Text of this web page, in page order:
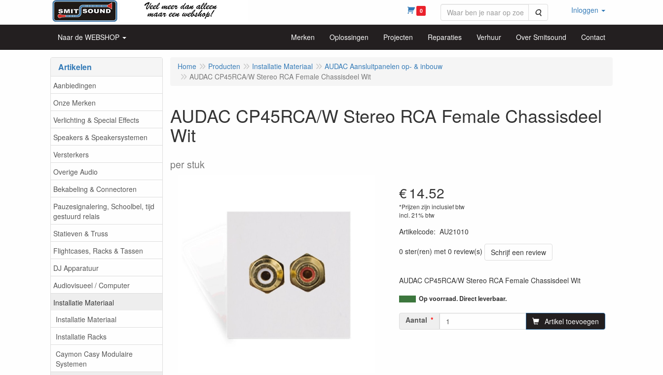
0 Zoeken Inloggen
Naar de WEBSHOP Merken Oplossingen Projecten Reparaties Verhuur Over Smitsound Contact
Artikelen
Aanbiedingen
Onze Merken
Verlichting & Special Effects
Speakers & Speakersystemen
Versterkers
Overige Audio
Bekabeling & Connectoren
Pauzesignalering, Schoolbel, tijd
gestuurd relais
Statieven & Truss
Flightcases, Racks & Tassen
DJ Apparatuur
Audiovisueel / Computer
Installatie Materiaal
Installatie Materiaal
Installatie Racks
Caymon Casy Modulaire
Systemen
Home Producten Installatie Materiaal
AUDAC Aansluitpanelen op- & inbouw
AUDAC CP45RCA/W Stereo RCA Female Chassisdeel Wit
AUDAC CP45RCA/W Stereo RCA Female Chassisdeel
Wit
per stuk
€14.52
*Prijzen zijn inclusief btw
incl. 21% btw
Artikelcode: AU21010
0 ster(ren) met 0 review(s)
Schrijf een review
AUDAC CP45RCA/W Stereo RCA Female Chassisdeel Wit
Op voorraad. Direct leverbaar.
Aantal Artikel toevoegen